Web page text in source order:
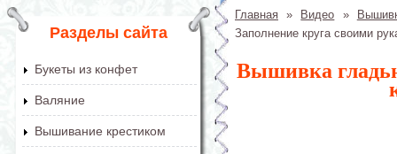
Разделы сайта
Букеты из конфет
Валяние
Вышивание крестиком
Вы здесь
Главная » Видео »
Заполнение круга своими
Вышивка